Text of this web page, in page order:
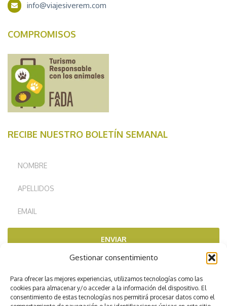
Gestionar consentimiento
Para ofrecer las mejores experiencias, utilizamos tecnologías como las
cookies para almacenar y/o acceder a la información del dispositivo. El
consentimiento de estas tecnologías nos permitirá procesar datos como el
info@viajesiverem.com
COMPROMISOS
RECIBE NUESTRO BOLETÍN SEMANAL
ENVIAR